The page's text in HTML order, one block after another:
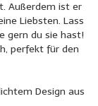
Außerdem ist er
Liebsten. Lass
gern du sie hast!
perfekt für den
Design aus